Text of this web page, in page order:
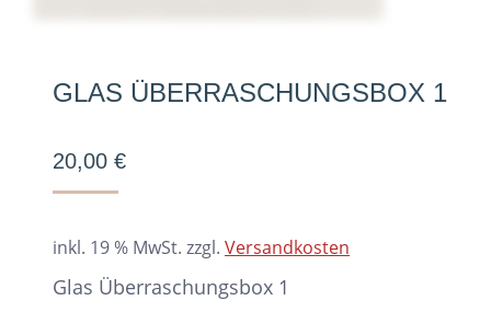
GLAS ÜBERRASCHUNGSBOX 1
20,00 €
inkl. 19 % MwSt. zzgl. Versandkosten
Glas Überraschungsbox 1